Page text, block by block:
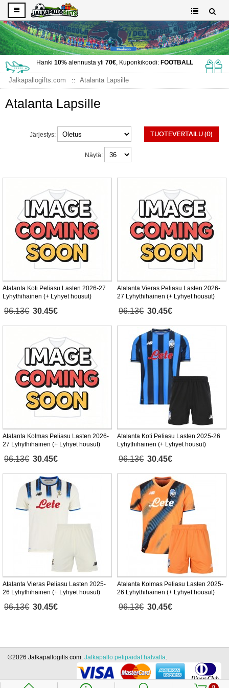
Hanki 10%alennusta yli 70€, Kuponkikoodi: FOOTBALL
Jalkapallogifts.com Atalanta Lapsille
Atalanta Lapsille
TUOTEVERTAILU (0)
Järjestys:
Näytä:
Atalanta Koti Peliasu Lasten 2026-27
Lyhythihainen (+ Lyhyet housut)
96.13€ 30.45€
Atalanta Vieras Peliasu Lasten 2026-
27 Lyhythihainen (+ Lyhyet housut)
96.13€ 30.45€
Atalanta Kolmas Peliasu Lasten 2026-
27 Lyhythihainen (+ Lyhyet housut)
96.13€ 30.45€
Atalanta Koti Peliasu Lasten 2025-26
Lyhythihainen (+ Lyhyet housut)
96.13€ 30.45€
Atalanta Vieras Peliasu Lasten 2025-
26 Lyhythihainen (+ Lyhyet housut)
96.13€ 30.45€
Atalanta Kolmas Peliasu Lasten 2025-
26 Lyhythihainen (+ Lyhyet housut)
96.13€ 30.45€
0
©2026 Jalkapallogifts.com. Jalkapallo pelipaidat halvalla.